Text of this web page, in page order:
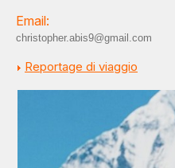
Email:
christopher.abis9@gmail.com
Reportage di viaggio